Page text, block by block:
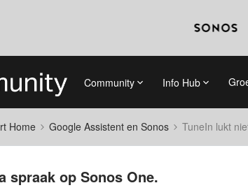
Community Info Hub
Home Google Assistent en Sonos TuneIn lukt
spraak op Sonos One.